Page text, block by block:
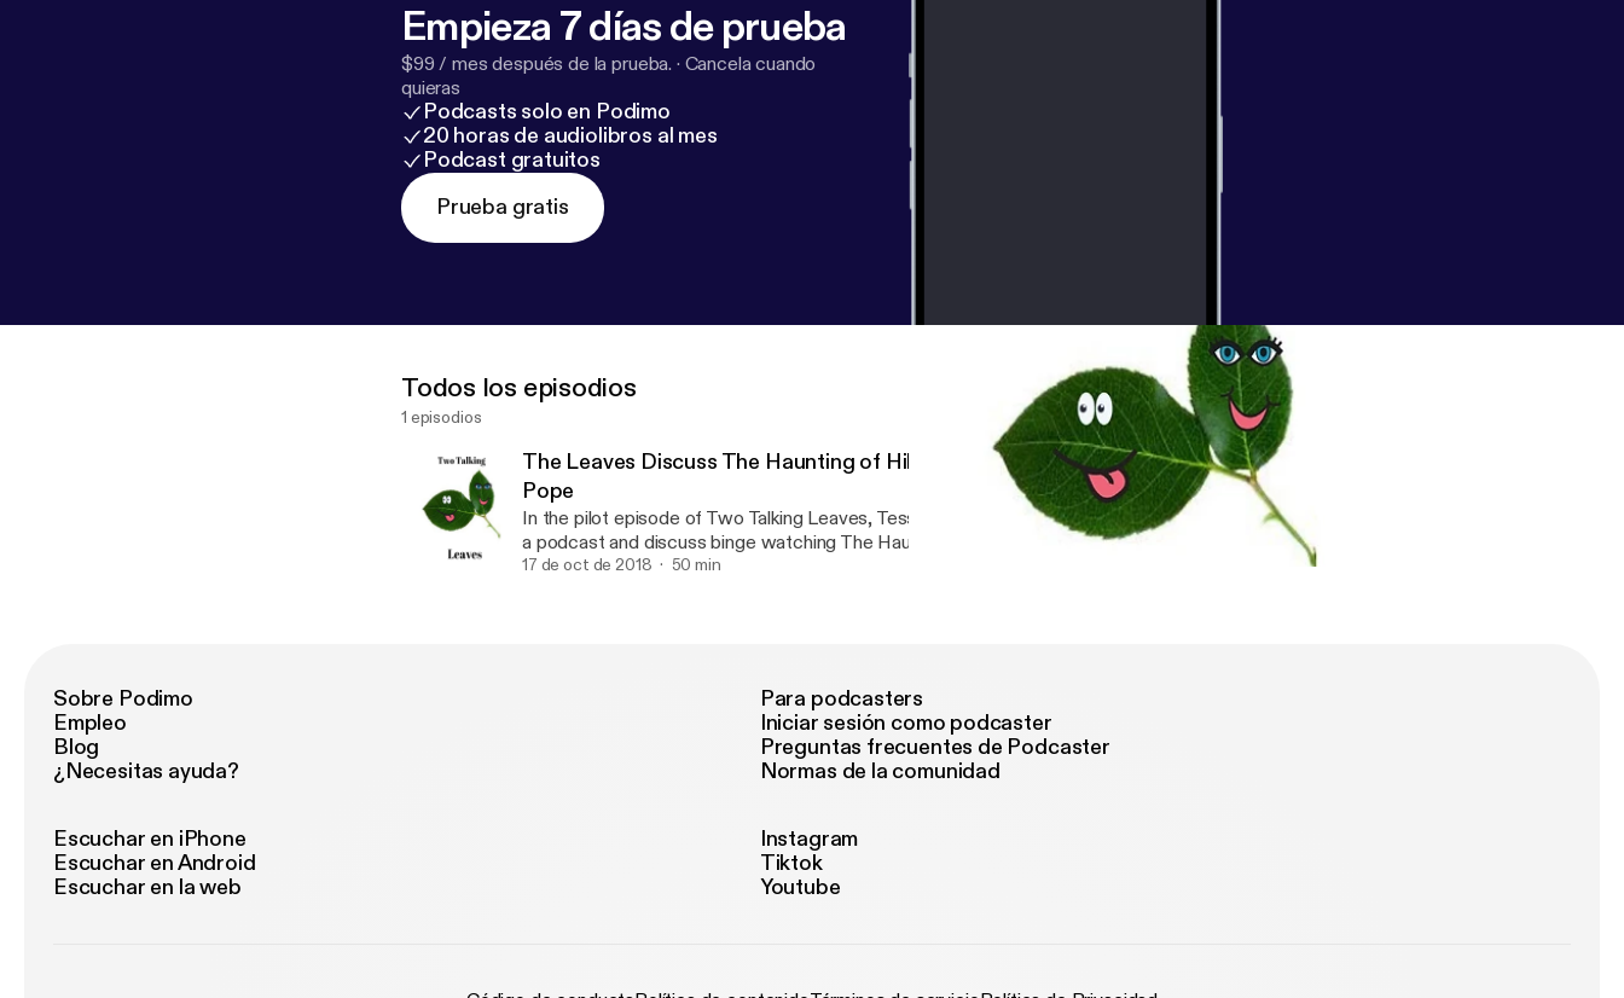
Empieza 7 días de prueba
$99 / mes después de la prueba. · Cancela cuando
quieras
Podcasts solo en Podimo
20 horas de audiolibros al mes
Podcast gratuitos
Prueba gratis
Todos los episodios
1 episodios
The Leaves Discuss The Haunting of Hill House, The Shining, and The
Pope
In the pilot episode of Two Talking Leaves, Tess and Michael discover how to record
a podcast and discuss binge watching The Haunting of Hill House, reading The
Shining, and the Pope's Swiss bodyguards, among other things. Intro music by:
17 de oct de 2018 50 min
Sobre Podimo
Empleo
Blog
¿Necesitas ayuda?
Para podcasters
Iniciar sesión como podcaster
Preguntas frecuentes de Podcaster
Normas de la comunidad
Escuchar en iPhone
Escuchar en Android
Escuchar en la web
Instagram
Tiktok
Youtube